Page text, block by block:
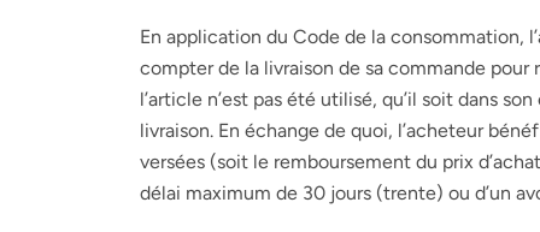
En application du Code de la consommation,
compter de la livraison de sa commande pour
l’article n’est pas été utilisé, qu’il soit dans
livraison. En échange de quoi, l’acheteur
versées (soit le remboursement du prix
délai maximum de 30 jours (trente) ou d’un